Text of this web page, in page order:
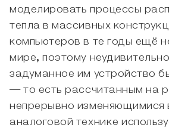
моделировать процессы
тепла в массивных
компьютеров в те годы ещё
мире, поэтому
задуманное им устройство
— то есть рассчитанным на
непрерывно изменяющимися
аналоговой технике